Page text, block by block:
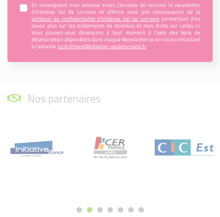
En renseignant mon adresse email, j’accepte de recevoir la newsletter
d'Initiative Val de Lorraine et affirme avoir pris connaissance de la
politique de confidentialité d’Initiative Val de Lorraine permettant d’en
savoir plus sur les traitements de données et mes droits sur celles-ci.
Vous pouvez-vous désinscrire à tout moment à l’aide des liens de
désinscription disponibles dans chaque Newsletter ou en nous contactant
à l’adresse lucie.thines@initiative-valdelorraine.fr
Nos partenaires